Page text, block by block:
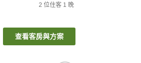
2 位住客 1 晚
查看客房與方案